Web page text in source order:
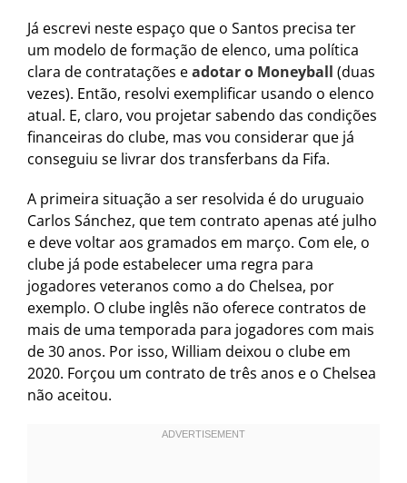
Já escrevi neste espaço que o Santos precisa ter
um modelo de formação de elenco, uma política
clara de contratações eadotar o Moneyball (duas
vezes). Então, resolvi exemplificar usando o elenco
atual. E, claro, vou projetar sabendo das condições
financeiras do clube, mas vou considerar que já
conseguiu se livrar dos transferbans da Fifa.
A primeira situação a ser resolvida é do uruguaio
Carlos Sánchez, que tem contrato apenas até julho
e deve voltar aos gramados em março. Com ele, o
clube já pode estabelecer uma regra para
jogadores veteranos como a do Chelsea, por
exemplo. O clube inglês não oferece contratos de
mais de uma temporada para jogadores com mais
de 30 anos. Por isso, William deixou o clube em
2020. Forçou um contrato de três anos e o Chelsea
não aceitou.